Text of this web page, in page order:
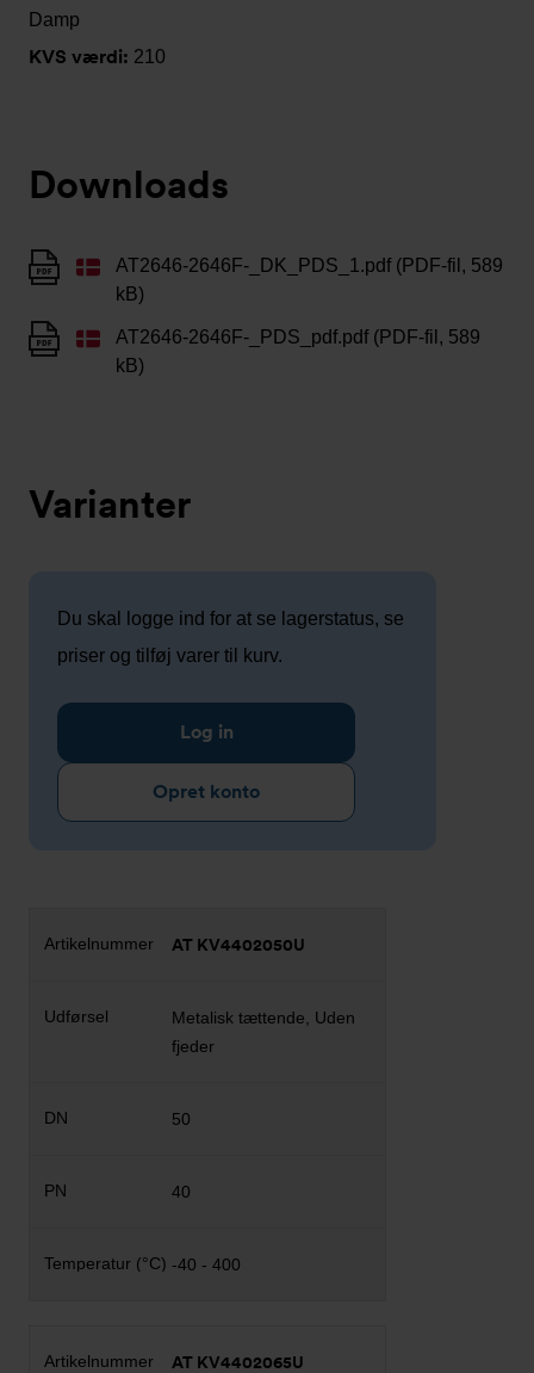
Damp
KVS værdi: 210
Downloads
AT2646-2646F-_DK_PDS_1.pdf (PDF-fil, 589
kB)
AT2646-2646F-_PDS_pdf.pdf (PDF-fil, 589
kB)
Varianter
Du skal logge ind for at se lagerstatus, se
priser og tilføj varer til kurv.
Log in
Opret konto
AT KV4402050U
Metalisk tættende, Uden
fjeder
50
40
-40 - 400
AT KV4402065U